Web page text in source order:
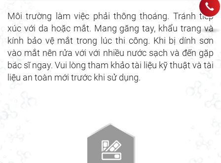
Môi trường làm việc phải thông thoáng. Tránh tiếp
xúc với da hoặc mắt. Mang găng tay, khẩu trang và
kính bảo vệ mắt trong lúc thi công. Khi bị dính sơn
vào mắt nên rửa với với nhiều nước sạch và đến gặp
bác sĩ ngay. Vui lòng tham khảo tài liệu kỹ thuật và tài
liệu an toàn mới trước khi sử dụng.